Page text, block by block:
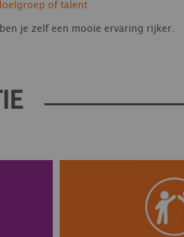
of talent
je zelf een mooie ervaring rijker.